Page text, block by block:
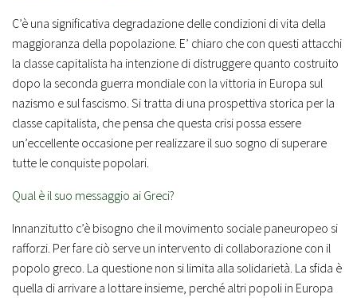
C’è una significativa degradazione delle condizioni di vita della
maggioranza della popolazione. E’ chiaro che con questi attacchi
la classe capitalista ha intenzione di distruggere quanto costruito
dopo la seconda guerra mondiale con la vittoria in Europa sul
nazismo e sul fascismo. Si tratta di una prospettiva storica per la
classe capitalista, che pensa che questa crisi possa essere
un’eccellente occasione per realizzare il suo sogno di superare
tutte le conquiste popolari.
Qual è il suo messaggio ai Greci?
Innanzitutto c’è bisogno che il movimento sociale paneuropeo si
rafforzi. Per fare ciò serve un intervento di collaborazione con il
popolo greco. La questione non si limita alla solidarietà. La sfida è
quella di arrivare a lottare insieme, perché altri popoli in Europa